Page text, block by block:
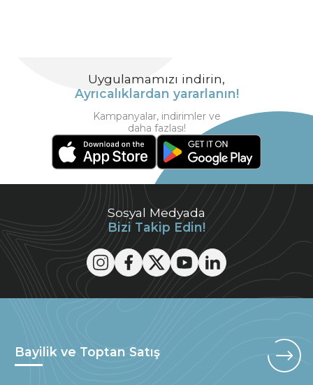
Sosyal Medyada
Bizi Takip Edin!
Uygulamamızı indirin,
Ayrıcalıklardan yararlanın!
Kampanyalar, indirimler ve
daha fazlası!
Bayilik ve Toptan Satış